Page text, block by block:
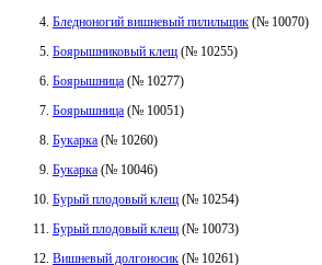
Бледноногий вишневый пилильщик (№ 10070)
Боярышниковый клещ (№ 10255)
Боярышница (№ 10277)
Боярышница (№ 10051)
Букарка (№ 10260)
Букарка (№ 10046)
Бурый плодовый клещ (№ 10254)
Бурый плодовый клещ (№ 10073)
Вишневый долгоносик (№ 10261)